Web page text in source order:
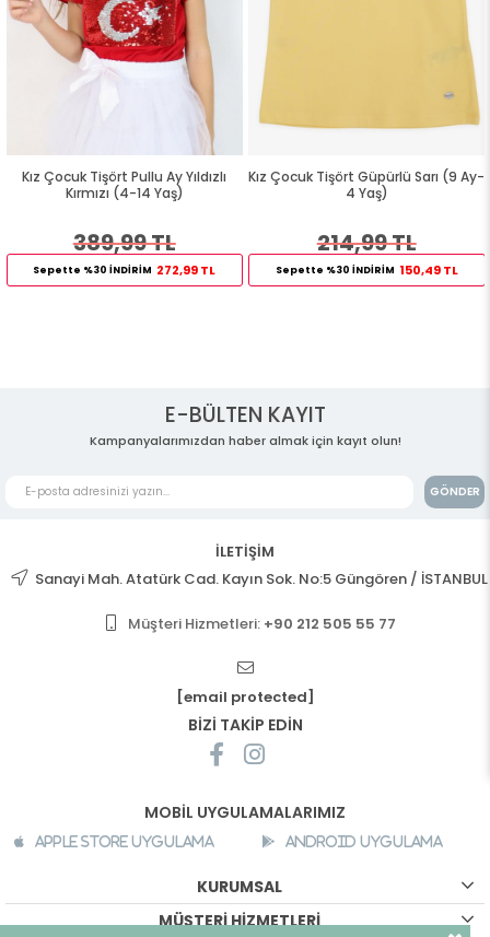
Kız Çocuk Tişört Pullu Ay Yıldızlı
Kırmızı (4-14 Yaş)
389,99 TL
Sepette %30 İNDİRİM 272,99 TL
Kız Çocuk Tişört Güpürlü Sarı (9 Ay-
4 Yaş)
214,99 TL
Sepette %30 İNDİRİM 150,49 TL
E-BÜLTEN KAYIT
Kampanyalarımızdan haber almak için kayıt olun!
GÖNDER
İLETİŞİM
Sanayi Mah. Atatürk Cad. Kayın Sok. No:5 Güngören / İSTANBUL
Müşteri Hizmetleri: +90 212 505 55 77
[email protected]
BİZİ TAKİP EDİN
MOBİL UYGULAMALARIMIZ
Apple Store Uygulama Android Uygulama
KURUMSAL
MÜŞTERİ HİZMETLERİ